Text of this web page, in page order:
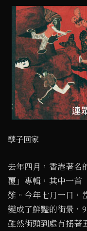
孽子回家
去年四月，香港著名
覆」專輯，其中一首
難。今年七月一日，
變成了鮮豔的街景，
雖然街頭到處有搖著